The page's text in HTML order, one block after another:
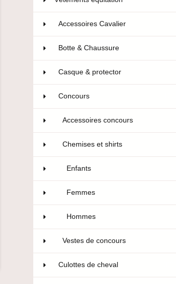
Accessoires Cavalier
Botte & Chaussure
Casque & protector
Concours
Accessoires concours
Chemises et shirts
Enfants
Femmes
Hommes
Vestes de concours
Culottes de cheval